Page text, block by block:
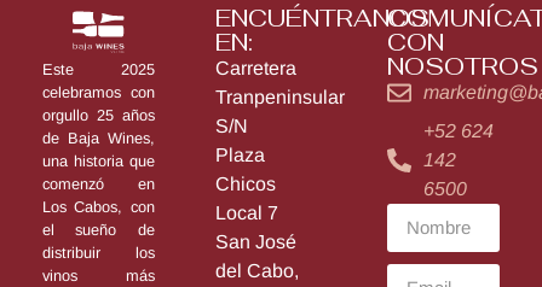
Este 2025
celebramos con
orgullo 25 años
de Baja Wines,
una historia que
comenzó en
Los Cabos, con
el sueño de
distribuir los
vinos más
ENCUÉNTRANOS
EN:
Carretera
Tranpeninsular
S/N
Plaza
Chicos
Local 7
San José
del Cabo,
CON
NOSOTROS
+52 624
142
6500